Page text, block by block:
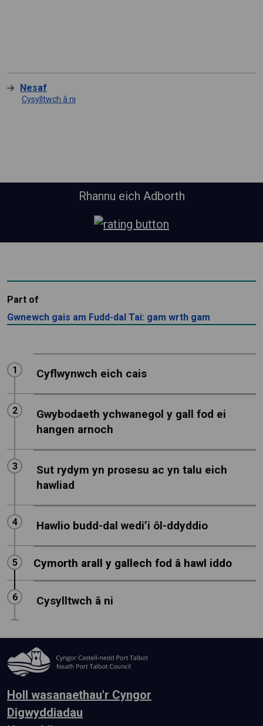
Nesaf
Cysylltwch â ni
Rhannu eich Adborth
Part of
Gwnewch gais am Fudd-dal Tai: gam wrth gam
Step
1 Cyflwynwch eich cais
Step
2:
Gwybodaeth ychwanegol y gall fod ei
hangen arnoch
Step
3:
Sut rydym yn prosesu ac yn talu eich
hawliad
Step
4: Hawlio budd-dal wedi’i ôl-ddyddio
Step
5: Cymorth arall y gallech fod â hawl iddo
Step
6: Cysylltwch â ni
Holl wasanaethau'r Cyngor
Digwyddiadau